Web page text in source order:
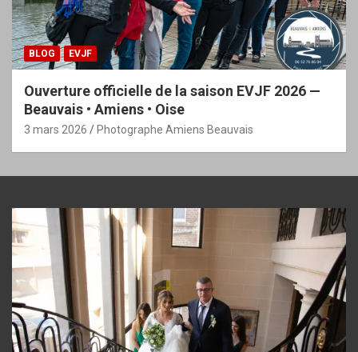
BLOG EVJF
Ouverture officielle de la saison EVJF 2026 —
Beauvais • Amiens • Oise
3 mars 2026 Photographe Amiens Beauvais